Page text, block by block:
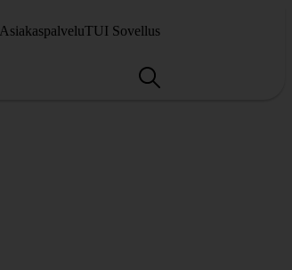
AsiakaspalveluTUI Sovellus